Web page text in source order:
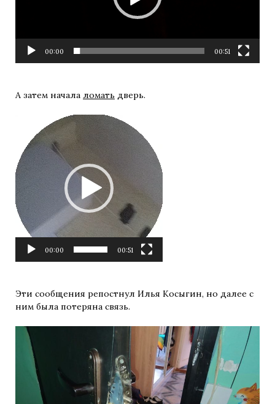
00:00 00:51
А затем начала ломать дверь.
Видеоплеер
00:00 00:51
Эти сообщения репостнул Илья Косыгин, но далее с
ним была потеряна связь.